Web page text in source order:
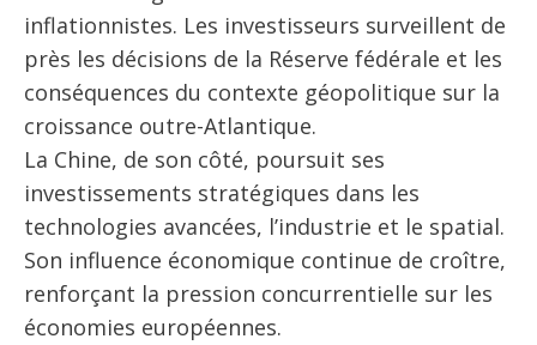
inflationnistes. Les investisseurs surveillent de
près les décisions de la Réserve fédérale et les
conséquences du contexte géopolitique sur la
croissance outre-Atlantique.
La Chine, de son côté, poursuit ses
investissements stratégiques dans les
technologies avancées, l’industrie et le spatial.
Son influence économique continue de croître,
renforçant la pression concurrentielle sur les
économies européennes.